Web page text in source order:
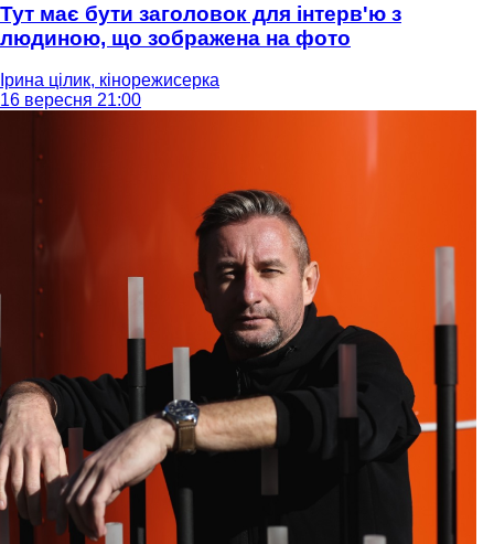
Тут має бути заголовок для інтерв'ю з
людиною, що зображена на фото
Ірина цілик, кінорежисерка
16 вересня 21:00